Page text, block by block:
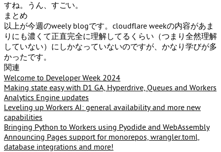
すね。うん、すごい。
まとめ
以上が今週のweely blogです。cloudflare weekの内容があま
りにも濃くて正直完全に理解してるくらい（つまり全然理解
していない）にしかなっていないのですが、かなり学びが多
かったです。
関連
Welcome to Developer Week 2024
Making state easy with D1 GA, Hyperdrive, Queues and Workers
Analytics Engine updates
Leveling up Workers AI: general availability and more new
capabilities
Bringing Python to Workers using Pyodide and WebAssembly
Announcing Pages support for monorepos, wrangler.toml,
database integrations and more!